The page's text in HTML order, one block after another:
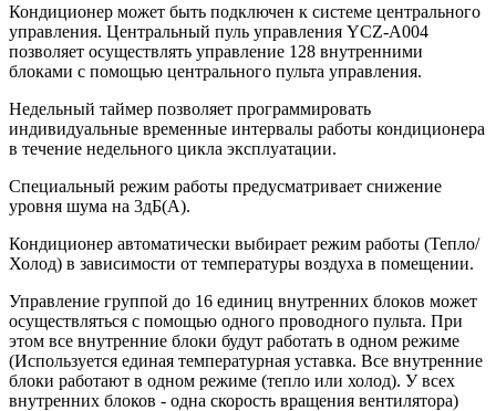
Кондиционер может быть подключен к системе центрального
управления. Центральный пуль управления YCZ-A004
позволяет осуществлять управление 128 внутренними
блоками с помощью центрального пульта управления.
Недельный таймер позволяет программировать
индивидуальные временные интервалы работы кондиционера
в течение недельного цикла эксплуатации.
Специальный режим работы предусматривает снижение
уровня шума на 3дБ(А).
Кондиционер автоматически выбирает режим работы (Тепло/
Холод) в зависимости от температуры воздуха в помещении.
Управление группой до 16 единиц внутренних блоков может
осуществляться с помощью одного проводного пульта. При
этом все внутренние блоки будут работать в одном режиме
(Используется единая температурная уставка. Все внутренние
блоки работают в одном режиме (тепло или холод). У всех
внутренних блоков - одна скорость вращения вентилятора)